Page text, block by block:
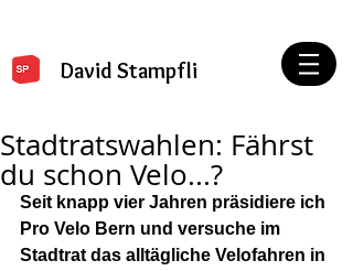
David Stampfli
Stadtratswahlen: Fährst
du schon Velo...?
Seit knapp vier Jahren präsidiere ich
Pro Velo Bern und versuche im
Stadtrat das alltägliche Velofahren in